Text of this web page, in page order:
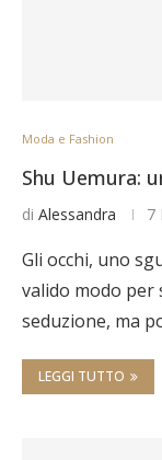
Moda e Fashion
Shu Uemura:
di Alessandra 7
Gli occhi, uno
valido modo per
seduzione, ma
LEGGI TUTTO